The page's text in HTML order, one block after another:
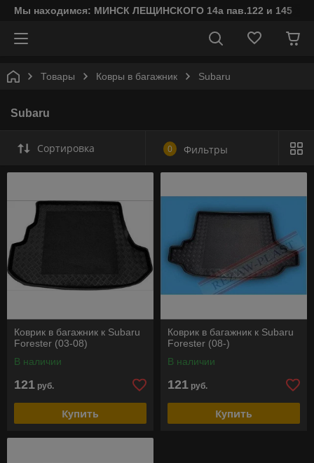
Мы находимся: МИНСК ЛЕЩИНСКОГО 14а пав.122 и 145
Товары Ковры в багажник Subaru
Subaru
Сортировка 0 Фильтры
Коврик в багажник к Subaru
Forester (03-08)
В наличии
121 руб.
Купить
Коврик в багажник к Subaru
Forester (08-)
В наличии
121 руб.
Купить